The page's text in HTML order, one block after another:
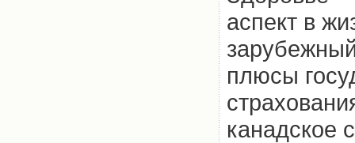
аспект в
плюсы
канадское